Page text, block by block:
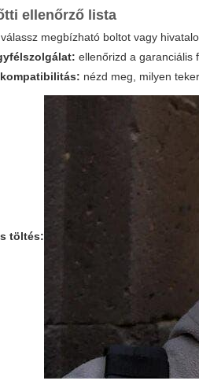
ellenőrző lista
válassz megbízható boltot vagy
ellenőrizd a garanciális
nézd meg, milyen
töltés: